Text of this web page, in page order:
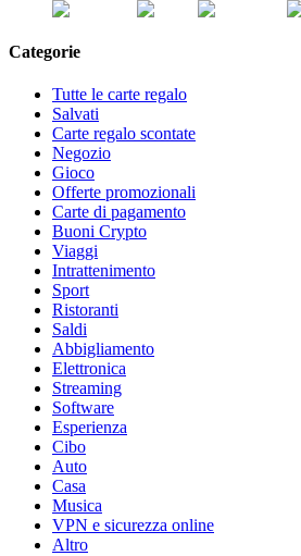
Categorie
Tutte le carte regalo
Salvati
Carte regalo scontate
Negozio
Gioco
Offerte promozionali
Carte di pagamento
Buoni Crypto
Viaggi
Intrattenimento
Sport
Ristoranti
Saldi
Abbigliamento
Elettronica
Streaming
Software
Esperienza
Cibo
Auto
Casa
Musica
VPN e sicurezza online
Altro